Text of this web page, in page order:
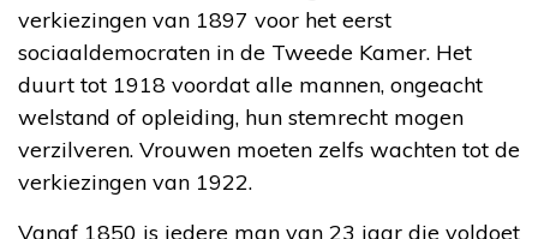
verkiezingen van 1897 voor het eerst
sociaaldemocraten in de Tweede Kamer. Het
duurt tot 1918 voordat alle mannen, ongeacht
welstand of opleiding, hun stemrecht mogen
verzilveren. Vrouwen moeten zelfs wachten tot de
verkiezingen van 1922.
Vanaf 1850 is iedere man van 23 jaar die voldoet